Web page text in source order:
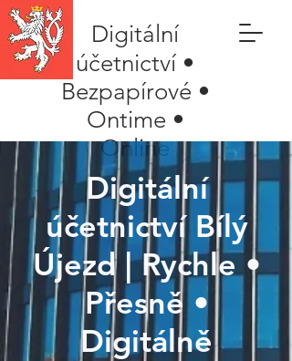
Digitální
účetnictví •
Bezpapírové •
Ontime •
Online
Digitální
účetnictví Bílý
Újezd | Rychle •
Přesně •
Digitálně